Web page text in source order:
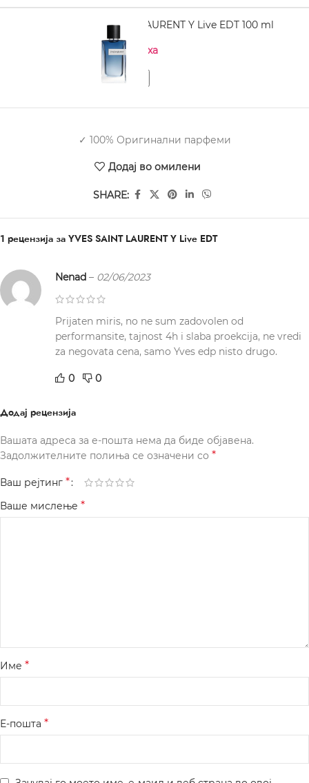
YVES SAINT LAURENT Y Live EDT 100 ml
Нема на залиха
✓ 100% Оригинални парфеми
Додај во омилени
SHARE:
1 рецензија за YVES SAINT LAURENT Y Live EDT
Nenad – 02/06/2023
Prijaten miris, no ne sum zadovolen od
performansite, tajnost 4h i slaba proekcija, ne vredi
za negovata cena, samo Yves edp nisto drugo.
0 0
Додај рецензија
Вашата адреса за е-пошта нема да биде објавена.
Задолжителните полиња се означени со *
Ваш рејтинг *
Ваше мислење *
Име *
Е-пошта *